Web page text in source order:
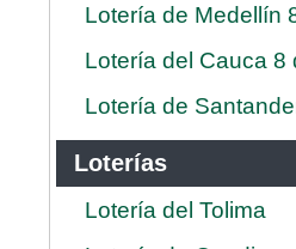
Lotería de Medellín
Lotería del Cauca 8
Lotería de
Loterías
Lotería del Tolima